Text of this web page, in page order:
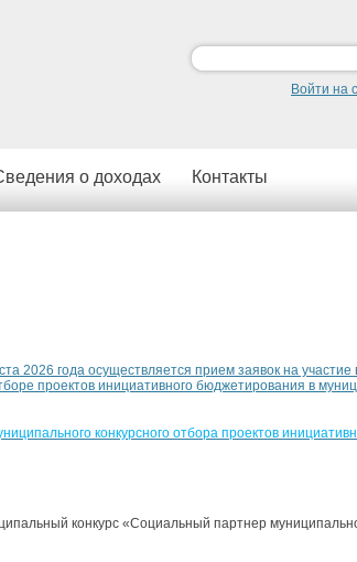
Войти на
о доходах Контакты
2026 года осуществляется прием заявок на участие
проектов инициативного бюджетирования в
конкурсного отбора проектов
конкурс «Социальный партнер